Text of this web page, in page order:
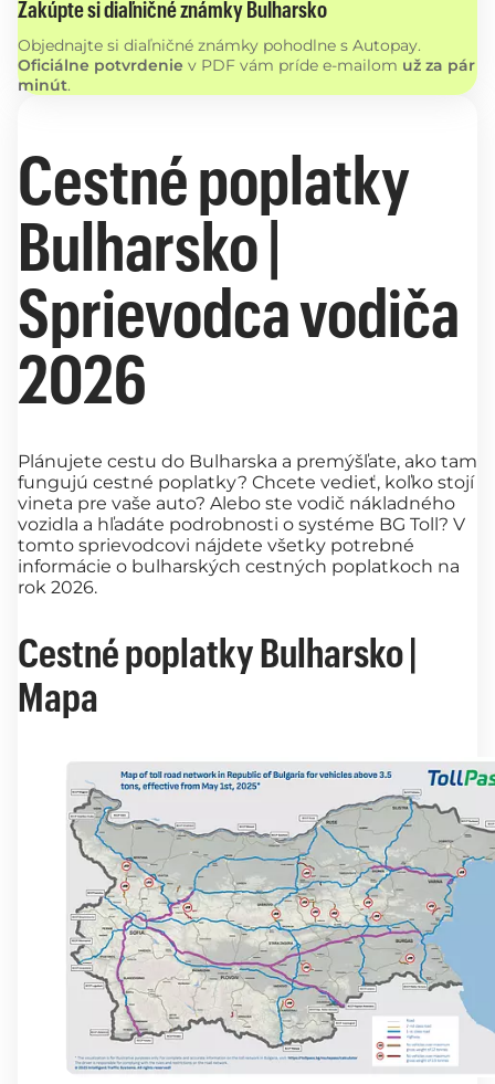
Zakúpte si diaľničné známky Bulharsko
Objednajte si diaľničné známky pohodlne s Autopay.
Oficiálne potvrdenie v PDF vám príde e-mailom už za pár
minút.
Cestné poplatky
Bulharsko |
Sprievodca vodiča
2026
Plánujete cestu do Bulharska a premýšľate, ako tam
fungujú cestné poplatky? Chcete vedieť, koľko stojí
vineta pre vaše auto? Alebo ste vodič nákladného
vozidla a hľadáte podrobnosti o systéme BG Toll? V
tomto sprievodcovi nájdete všetky potrebné
informácie o bulharských cestných poplatkoch na
rok 2026.
Cestné poplatky Bulharsko |
Mapa